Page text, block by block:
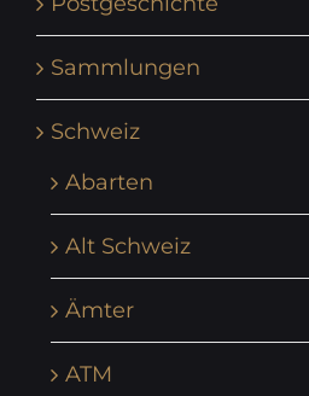
Sammlungen
Schweiz
Abarten
Alt Schweiz
Ämter
ATM